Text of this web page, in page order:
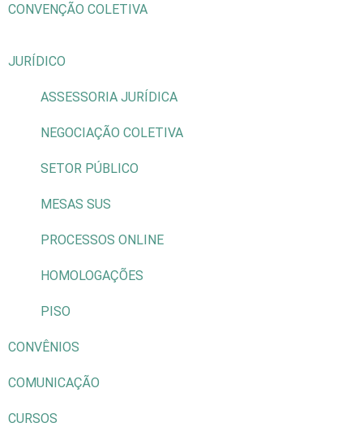
CONVENÇÃO COLETIVA
JURÍDICO
ASSESSORIA JURÍDICA
NEGOCIAÇÃO COLETIVA
SETOR PÚBLICO
MESAS SUS
PROCESSOS ONLINE
HOMOLOGAÇÕES
PISO
CONVÊNIOS
COMUNICAÇÃO
CURSOS